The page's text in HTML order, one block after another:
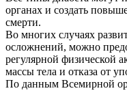
органах и создать
смерти.
Во многих случаях
осложнений, можно
регулярной физической
массы тела и отказа от
По данным Всемирной